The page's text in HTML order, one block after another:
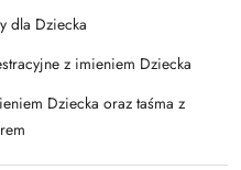
dla Dziecka
z imieniem Dziecka
Dziecka oraz taśma z